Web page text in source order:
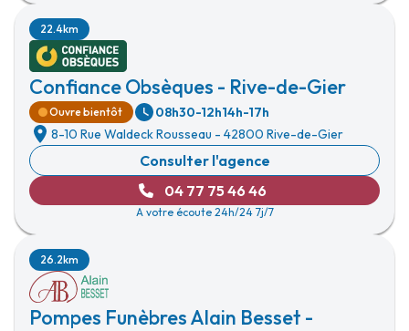
Confiance Obsèques - Rive-de-Gier
22.4km
Ouvre bientôt 08h30-12h14h-17h
8-10 Rue Waldeck Rousseau - 42800 Rive-de-Gier
Consulter l'agence
04 77 75 46 46
A votre écoute 24h/24 7j/7
Pompes Funèbres Alain Besset -
26.2km